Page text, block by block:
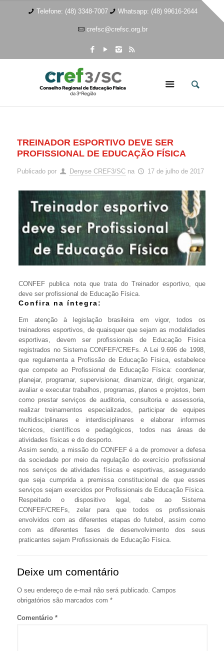
Telefone: (48) 3348-7007 Whatsapp: (48) 99616-2644
crefsc@crefsc.org.br
TREINADOR ESPORTIVO DEVE SER
PROFISSIONAL DE EDUCAÇÃO FÍSICA
Publicado por Denyse CREF3/SC na 17 de julho de 2017
CONFEF publica nota que trata do Treinador esportivo, que
deve ser profissional de Educação Física.
Confira na íntegra:
Em atenção à legislação brasileira em vigor, todos os
treinadores esportivos, de quaisquer que sejam as modalidades
esportivas, devem ser profissionais de Educação Física
registrados no Sistema CONFEF/CREFs. A Lei 9.696 de 1998,
que regulamenta a Profissão de Educação Física, estabelece
que compete ao Profissional de Educação Física: coordenar,
planejar, programar, supervisionar, dinamizar, dirigir, organizar,
avaliar e executar trabalhos, programas, planos e projetos, bem
como prestar serviços de auditoria, consultoria e assessoria,
realizar treinamentos especializados, participar de equipes
multidisciplinares e interdisciplinares e elaborar informes
técnicos, científicos e pedagógicos, todos nas áreas de
atividades físicas e do desporto.
Assim sendo, a missão do CONFEF é a de promover a defesa
da sociedade por meio da regulação do exercício profissional
nos serviços de atividades físicas e esportivas, assegurando
que seja cumprida a premissa constitucional de que esses
serviços sejam exercidos por Profissionais de Educação Física.
Respeitado o dispositivo legal, cabe ao Sistema
CONFEF/CREFs, zelar para que todos os profissionais
envolvidos com as diferentes etapas do futebol, assim como
com as diferentes fases de desenvolvimento dos seus
praticantes sejam Profissionais de Educação Física.
Deixe um comentário
O seu endereço de e-mail não será publicado. Campos
obrigatórios são marcados com *
Comentário *